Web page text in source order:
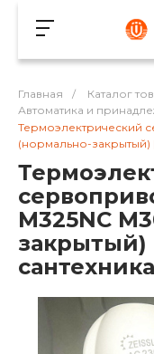
Главная / Каталог
Автоматика и
Термоэлектрический
(нормально-закрытый)
M325NC
закрытый)
сантехника